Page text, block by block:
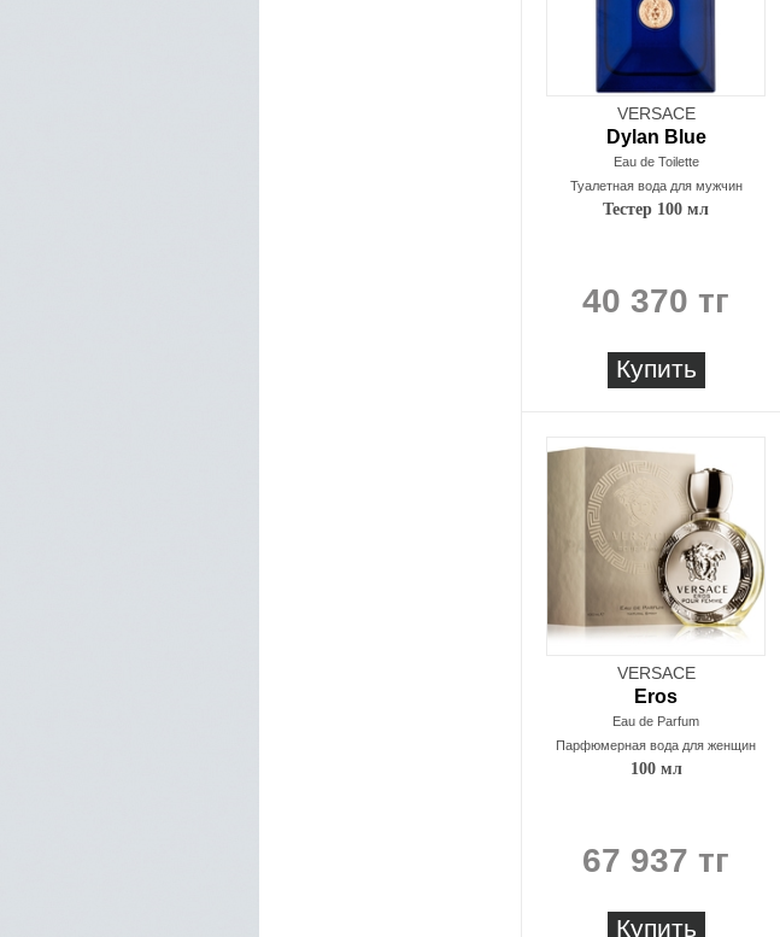
VERSACE
Dylan Blue
Eau de Toilette
Туалетная вода для мужчин
Тестер 100 мл
40 370 тг
Купить
VERSACE
Eros
Eau de Parfum
Парфюмерная вода для женщин
100 мл
67 937 тг
Купить